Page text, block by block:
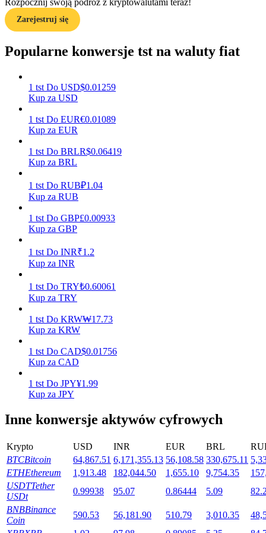
Zarabiać
Mocna Świnka
Codziennie zdobywaj konkurencyjne nagrody
Wysokie zyski i natychmiastowy dostęp
Launchpool
Elastyczne stawianie zakładów, aby zarabiać na popularnych
tokenach
Zarejestruj się
Popularne konwersje tst na waluty fiat
1 tst Do USD$0.01259
Kup za USD
1 tst Do EUR€0.01089
Kup za EUR
1 tst Do BRLR$0.06419
Kup za BRL
1 tst Do RUB₽1.04
Kup za RUB
1 tst Do GBP£0.00933
Kup za GBP
1 tst Do INR₹1.2
Kup za INR
1 tst Do TRY₺0.60061
Kup za TRY
1 tst Do KRW₩17.73
Kup za KRW
1 tst Do CAD$0.01756
Kup za CAD
1 tst Do JPY¥1.99
Kup za JPY
Inne konwersje aktywów cyfrowych
Krypto USD INR EUR BRL
BTCBitcoin 64,867.51 6,171,355.13 56,108.58 330,675.11
ETHEthereum 1,913.48 182,044.50 1,655.10 9,754.35
USDTTether
USDt
0.99938 95.07 0.86444 5.09
BNBBinance
Coin
590.53 56,181.90 510.79 3,010.35